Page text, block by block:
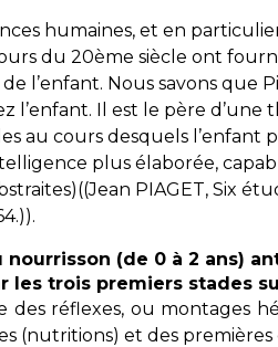
humaines, et en
du 20ème siècle ont
l’enfant. Nous savons que
l’enfant. Il est le père
au cours desquels l’enfant
plus élaborée,
PIAGET, Six
nourrisson (de 0 à 2 ans)
les trois premiers stades
des réflexes, ou montages
(nutritions) et des premières